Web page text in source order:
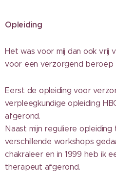
Opleiding
Het was voor mij dan ook vrij
voor een verzorgend beroep
Eerst de opleiding voor
verpleegkundige opleiding
afgerond.
Naast mijn reguliere
verschillende workshops
chakraleer en in 1999 heb ik
therapeut afgerond.